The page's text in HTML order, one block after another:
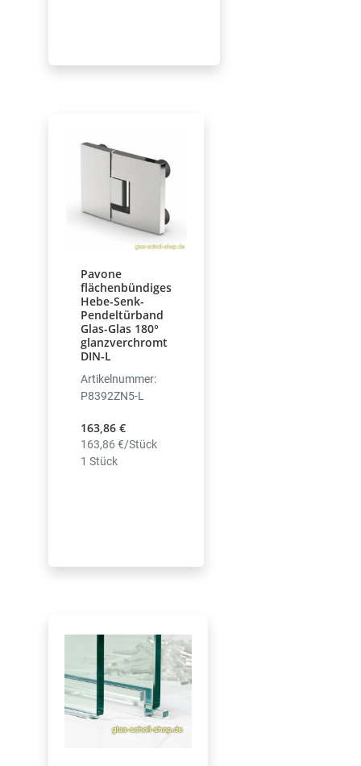
Pavone
flächenbündiges
Hebe-Senk-
Pendeltürband
Glas-Glas 180°
glanzverchromt
DIN-L
Artikelnummer:
P8392ZN5-L
163,86 €
163,86 €/Stück
1 Stück